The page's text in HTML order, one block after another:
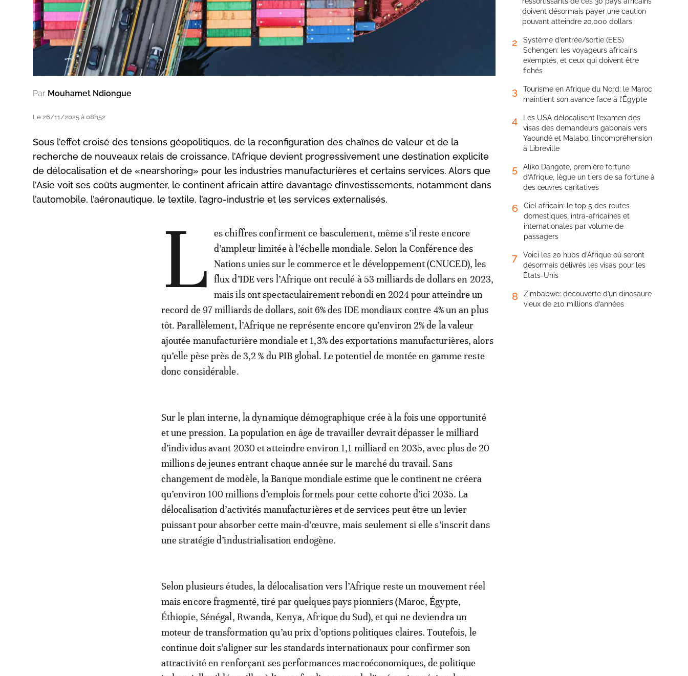
Par Mouhamet Ndiongue
Le 26/11/2025 à 08h52
Sous l’effet croisé des tensions géopolitiques, de la reconfiguration des chaînes de valeur et de la
recherche de nouveaux relais de croissance, l’Afrique devient progressivement une destination explicite
de délocalisation et de «nearshoring» pour les industries manufacturières et certains services. Alors que
l’Asie voit ses coûts augmenter, le continent africain attire davantage d’investissements, notamment dans
l’automobile, l’aéronautique, le textile, l’agro-industrie et les services externalisés.
L
es chiffres confirment ce basculement, même s’il reste encore
d’ampleur limitée à l’échelle mondiale. Selon la Conférence des
Nations unies sur le commerce et le développement (CNUCED), les
flux d’IDE vers l’Afrique ont reculé à 53 milliards de dollars en 2023,
mais ils ont spectaculairement rebondi en 2024 pour atteindre un
record de 97 milliards de dollars, soit 6% des IDE mondiaux contre 4% un an plus
tôt. Parallèlement, l’Afrique ne représente encore qu’environ 2% de la valeur
ajoutée manufacturière mondiale et 1,3% des exportations manufacturières, alors
qu’elle pèse près de 3,2 % du PIB global. Le potentiel de montée en gamme reste
donc considérable.
Sur le plan interne, la dynamique démographique crée à la fois une opportunité
et une pression. La population en âge de travailler devrait dépasser le milliard
d’individus avant 2030 et atteindre environ 1,1 milliard en 2035, avec plus de 20
millions de jeunes entrant chaque année sur le marché du travail. Sans
changement de modèle, la Banque mondiale estime que le continent ne créera
qu’environ 100 millions d’emplois formels pour cette cohorte d’ici 2035. La
délocalisation d’activités manufacturières et de services peut être un levier
puissant pour absorber cette main-d’œuvre, mais seulement si elle s’inscrit dans
une stratégie d’industrialisation endogène.
Selon plusieurs études, la délocalisation vers l’Afrique reste un mouvement réel
mais encore fragmenté, tiré par quelques pays pionniers (Maroc, Égypte,
Éthiopie, Sénégal, Rwanda, Kenya, Afrique du Sud), et qui ne deviendra un
moteur de transformation qu’au prix d’options politiques claires. Toutefois, le
continue doit s’aligner sur les standards internationaux pour confirmer son
attractivité en renforçant ses performances macroéconomiques, de politique
doivent désormais payer une caution
pouvant atteindre 20.000 dollars
2
Système d’entrée/sortie (EES)
Schengen: les voyageurs africains
exemptés, et ceux qui doivent être
fichés
3
Tourisme en Afrique du Nord: le Maroc
maintient son avance face à l’Égypte
4
Les USA délocalisent l’examen des
visas des demandeurs gabonais vers
Yaoundé et Malabo, l’incompréhension
à Libreville
5
Aliko Dangote, première fortune
d’Afrique, lègue un tiers de sa fortune à
des œuvres caritatives
6
Ciel africain: le top 5 des routes
domestiques, intra-africaines et
internationales par volume de
passagers
7
Voici les 20 hubs d’Afrique où seront
désormais délivrés les visas pour les
États-Unis
8
Zimbabwe: découverte d’un dinosaure
vieux de 210 millions d’années